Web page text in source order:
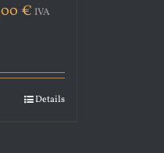
€ IVA
Details